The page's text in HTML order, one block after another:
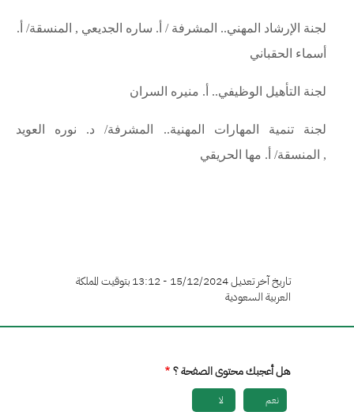
لجنة الإرشاد المهني.. المشرفة / أ. ساره الجديعي , المنسقة/ أ.
أسماء الحقباني
لجنة التأهيل الوظيفي.. أ. منيره السران
لجنة تنمية المهارات المهنية.. المشرفة/ د. نوره العويد
, المنسقة/ أ. مها الحريقي
تاريخ آخر تعديل 15/12/2024 - 13:12 بتوقيت المملكة
العربية السعودية
هل أعجبك محتوى الصفحة ؟
نعم لا